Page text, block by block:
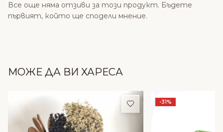
Все още няма отзиви за този продукт. Бъдете
първият, който ще сподели мнение.
МОЖЕ ДА ВИ ХАРЕСА
Добави в любими
-31%